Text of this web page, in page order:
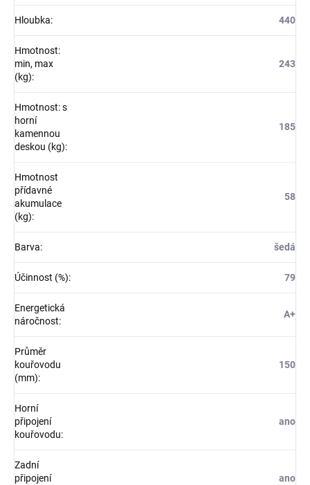
Hloubka: 440
Hmotnost:
min, max
(kg):
243
Hmotnost: s
horní
kamennou
deskou (kg):
185
Hmotnost
přídavné
akumulace
(kg):
58
Barva: šedá
Účinnost (%): 79
Energetická
náročnost:
A+
Průměr
kouřovodu
(mm):
150
Horní
připojení
kouřovodu:
ano
Zadní
připojení
ano